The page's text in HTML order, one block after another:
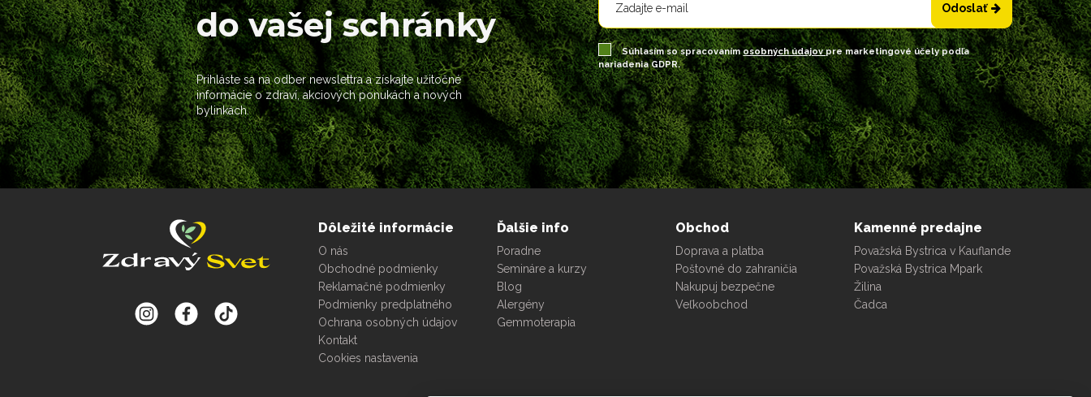
do vašej schránky
Prihláste sa na odber newslettra a získajte užitočné
informácie o zdraví, akciových ponukách a nových
bylinkách.
Odoslať
Súhlasím so spracovanímosobných údajovpre marketingové účely podľa
nariadenia GDPR.
Dôležité informácie
O nás
Obchodné podmienky
Reklamačné podmienky
Podmienky predplatného
Ochrana osobných údajov
Kontakt
Cookies nastavenia
Ďalšie info
Poradne
Semináre a kurzy
Blog
Alergény
Gemmoterapia
Obchod
Doprava a platba
Poštovné do zahraničia
Nakupuj bezpečne
Veľkoobchod
Kamenné predajne
Považská Bystrica v Kauflande
Považská Bystrica Mpark
Žilina
Čadca